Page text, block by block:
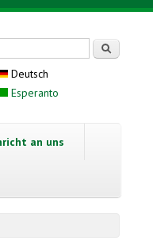
Deutsch
Esperanto
an uns